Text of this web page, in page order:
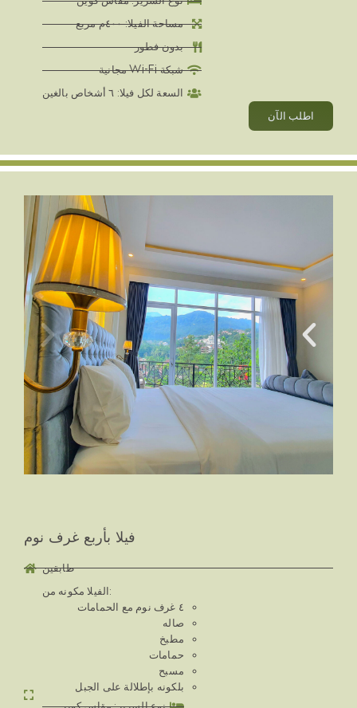
مساحة الفيلا: ٤٠٠م مربع
بدون فطور
شبكة Wi-Fi مجانية
السعة لكل فيلا: ٦ أشخاص بالغين
اطلب الآن
فيلا بأربع غرف نوم
طابقين
الفيلا مكونه من:
٤ غرف نوم مع الحمامات
صاله
مطبخ
حمامات
مسبح
بلكونه بإطلالة على الجبل